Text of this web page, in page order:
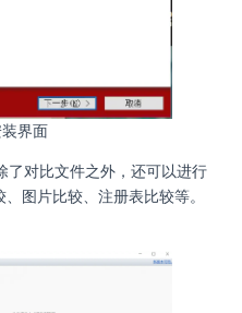
界面
了对比文件之外，还可以进行
图片比较、注册表比较等。